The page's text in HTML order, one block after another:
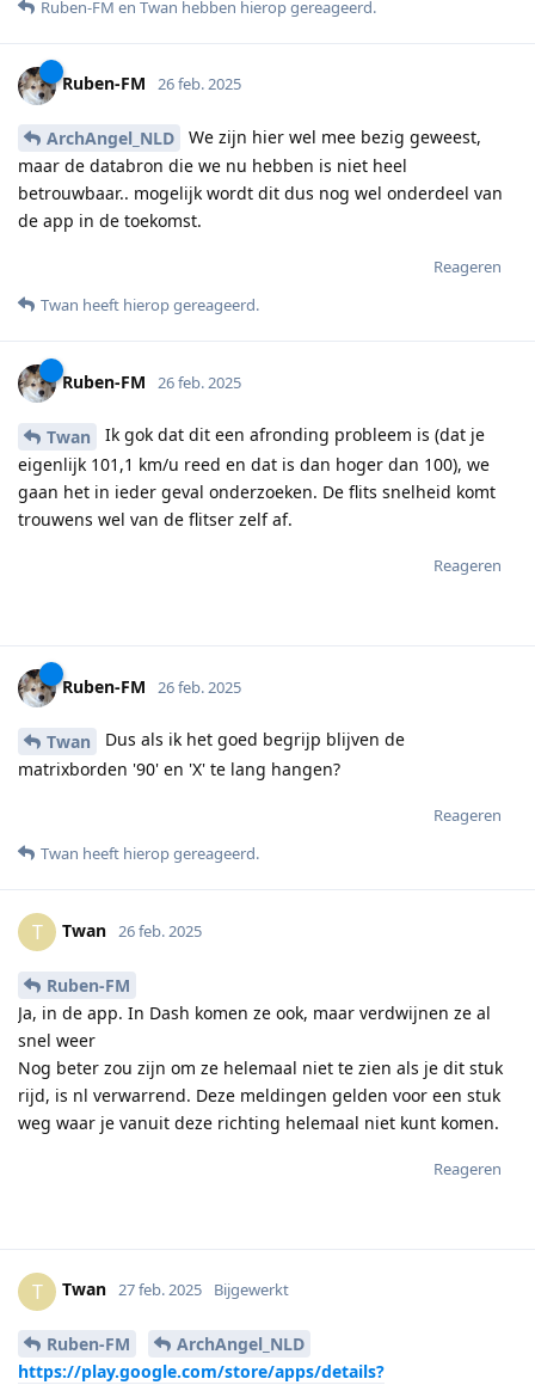
Ruben-FM en Twan hebben hierop gereageerd.
Ruben-FM 26 feb. 2025
ArchAngel_NLD
We zijn hier wel mee bezig geweest,
maar de databron die we nu hebben is niet heel
betrouwbaar.. mogelijk wordt dit dus nog wel onderdeel van
de app in de toekomst.
Reageren
Twan heeft hierop gereageerd.
Ruben-FM 26 feb. 2025
Twan
Ik gok dat dit een afronding probleem is (dat je
eigenlijk 101,1 km/u reed en dat is dan hoger dan 100), we
gaan het in ieder geval onderzoeken. De flits snelheid komt
trouwens wel van de flitser zelf af.
Reageren
Ruben-FM 26 feb. 2025
Twan
Dus als ik het goed begrijp blijven de
matrixborden '90' en 'X' te lang hangen?
Reageren
Twan heeft hierop gereageerd.
T Twan 26 feb. 2025
Ruben-FM
Ja, in de app. In Dash komen ze ook, maar verdwijnen ze al
snel weer
Nog beter zou zijn om ze helemaal niet te zien als je dit stuk
rijd, is nl verwarrend. Deze meldingen gelden voor een stuk
weg waar je vanuit deze richting helemaal niet kunt komen.
Reageren
T Twan 27 feb. 2025 Bijgewerkt
Ruben-FM
ArchAngel_NLD
https://play.google.com/store/apps/details?